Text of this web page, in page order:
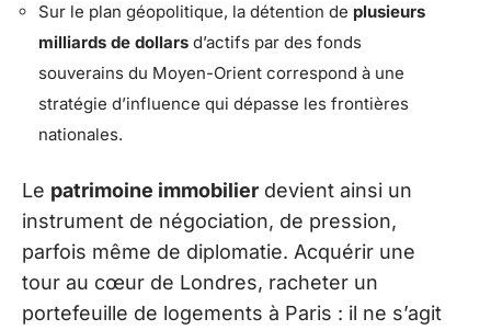
Sur le plan géopolitique, la détention de plusieurs
milliards de dollars d’actifs par des fonds
souverains du Moyen-Orient correspond à une
stratégie d’influence qui dépasse les frontières
nationales.
Le patrimoine immobilier devient ainsi un
instrument de négociation, de pression,
parfois même de diplomatie. Acquérir une
tour au cœur de Londres, racheter un
portefeuille de logements à Paris : il ne s’agit